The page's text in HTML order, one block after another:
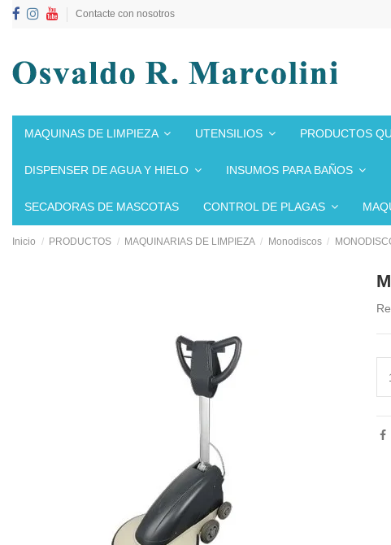
Contacte con nosotros
MAQUINAS DE LIMPIEZA UTENSILIOS PRODUCTOS
DISPENSER DE AGUA Y HIELO INSUMOS PARA BAÑOS
SECADORAS DE MASCOTAS CONTROL DE PLAGAS
Inicio PRODUCTOS MAQUINARIAS DE LIMPIEZA Monodiscos